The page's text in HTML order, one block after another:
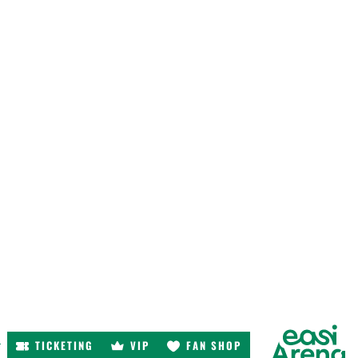
TICKETING VIP FAN SHOP